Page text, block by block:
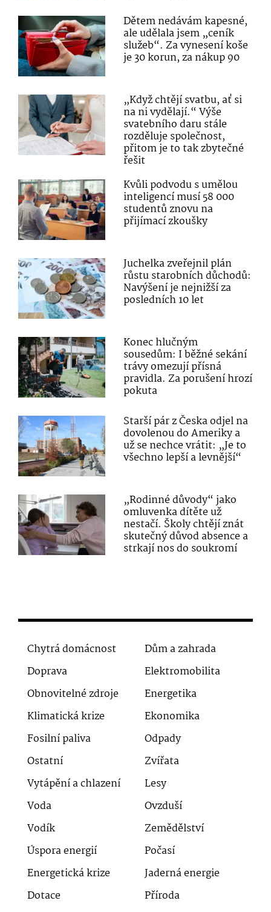
Dětem nedávám kapesné,
ale udělala jsem „ceník
služeb“. Za vynesení koše
je 30 korun, za nákup 90
„Když chtějí svatbu, ať si
na ni vydělají.“ Výše
svatebního daru stále
rozděluje společnost,
přitom je to tak zbytečné
řešit
Kvůli podvodu s umělou
inteligencí musí 58 000
studentů znovu na
přijímací zkoušky
Juchelka zveřejnil plán
růstu starobních důchodů:
Navýšení je nejnižší za
posledních 10 let
Konec hlučným
sousedům: I běžné sekání
trávy omezují přísná
pravidla. Za porušení hrozí
pokuta
Starší pár z Česka odjel na
dovolenou do Ameriky a
už se nechce vrátit: „Je to
všechno lepší a levnější“
„Rodinné důvody“ jako
omluvenka dítěte už
nestačí. Školy chtějí znát
skutečný důvod absence a
strkají nos do soukromí
Chytrá domácnost
Dům a zahrada
Doprava
Elektromobilita
Obnovitelné zdroje
Energetika
Klimatická krize
Ekonomika
Fosilní paliva
Odpady
Ostatní
Zvířata
Vytápění a chlazení
Lesy
Voda
Ovzduší
Vodík
Zemědělství
Úspora energií
Počasí
Energetická krize
Jaderná energie
Dotace
Příroda